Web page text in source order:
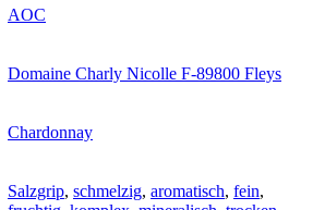
AOC
Domaine Charly Nicolle F-89800 Fleys
Chardonnay
Salzgrip, schmelzig, aromatisch, fein,